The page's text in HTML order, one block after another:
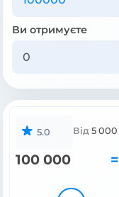
Ви отримуєте
5.0 Від 5 000
100 000 =